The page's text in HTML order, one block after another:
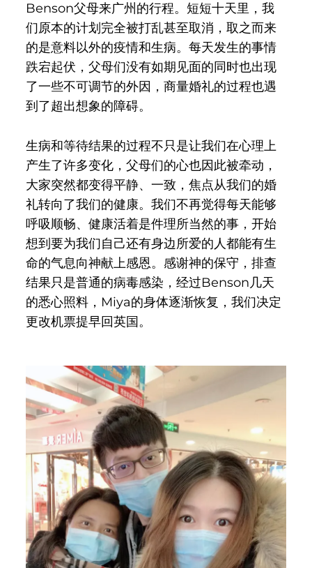
Benson父母来广州的行程。短短十天里，我
们原本的计划完全被打乱甚至取消，取之而来
的是意料以外的疫情和生病。每天发生的事情
跌宕起伏，父母们没有如期见面的同时也出现
了一些不可调节的外因，商量婚礼的过程也遇
到了超出想象的障碍。
生病和等待结果的过程不只是让我们在心理上
产生了许多变化，父母们的心也因此被牵动，
大家突然都变得平静、一致，焦点从我们的婚
礼转向了我们的健康。我们不再觉得每天能够
呼吸顺畅、健康活着是件理所当然的事，开始
想到要为我们自己还有身边所爱的人都能有生
命的气息向神献上感恩。感谢神的保守，排查
结果只是普通的病毒感染，经过Benson几天
的悉心照料，Miya的身体逐渐恢复，我们决定
更改机票提早回英国。